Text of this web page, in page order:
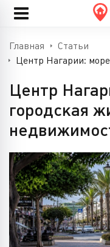
Главная
Статьи
Центр Нагарии:
Центр
городская